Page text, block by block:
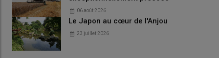
06 août 2026
Le Japon au cœur de l'Anjou
23 juillet 2026